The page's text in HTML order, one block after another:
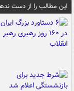
این مطالب را از دست